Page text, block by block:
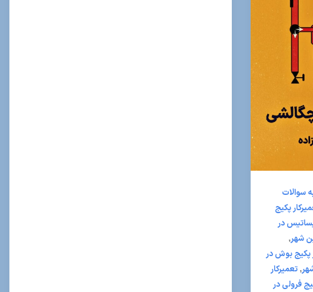
سوالات
پکیج
در
شهر,
پکیج بوش در
,تعمیرکار
فرولی در